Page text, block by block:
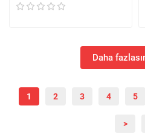
Daha
1 2 3 4 5
>